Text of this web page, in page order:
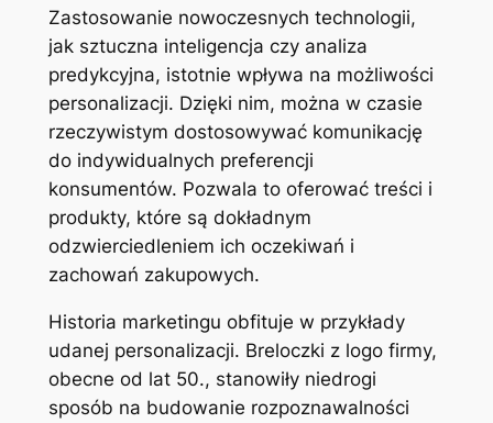
Zastosowanie nowoczesnych technologii,
jak sztuczna inteligencja czy analiza
predykcyjna, istotnie wpływa na możliwości
personalizacji. Dzięki nim, można w czasie
rzeczywistym dostosowywać komunikację
do indywidualnych preferencji
konsumentów. Pozwala to oferować treści i
produkty, które są dokładnym
odzwierciedleniem ich oczekiwań i
zachowań zakupowych.
Historia marketingu obfituje w przykłady
udanej personalizacji. Breloczki z logo firmy,
obecne od lat 50., stanowiły niedrogi
sposób na budowanie rozpoznawalności